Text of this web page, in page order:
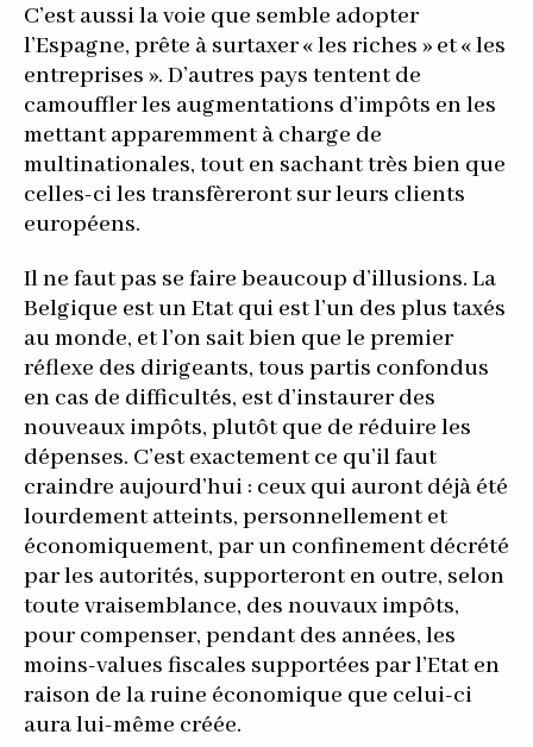
C’est aussi la voie que semble adopter
l’Espagne, prête à surtaxer « les riches » et « les
entreprises ». D’autres pays tentent de
camouffler les augmentations d’impôts en les
mettant apparemment à charge de
multinationales, tout en sachant très bien que
celles-ci les transfèreront sur leurs clients
européens.
Il ne faut pas se faire beaucoup d’illusions. La
Belgique est un Etat qui est l’un des plus taxés
au monde, et l’on sait bien que le premier
réflexe des dirigeants, tous partis confondus
en cas de difficultés, est d’instaurer des
nouveaux impôts, plutôt que de réduire les
dépenses. C’est exactement ce qu’il faut
craindre aujourd’hui : ceux qui auront déjà été
lourdement atteints, personnellement et
économiquement, par un confinement décrété
par les autorités, supporteront en outre, selon
toute vraisemblance, des nouvaux impôts,
pour compenser, pendant des années, les
moins-values fiscales supportées par l’Etat en
raison de la ruine économique que celui-ci
aura lui-même créée.